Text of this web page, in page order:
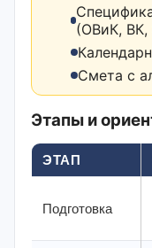
(ОВиК,
Смета с
Этапы и
ЭТАП
Подготовка